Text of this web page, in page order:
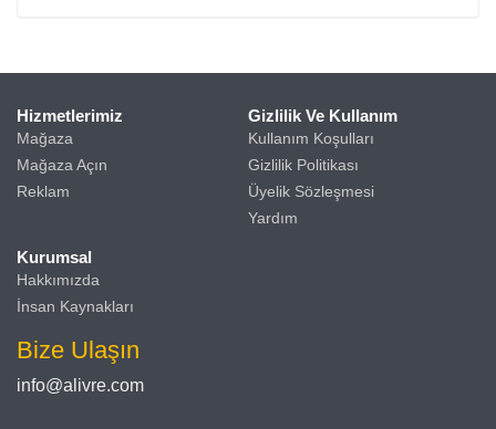
Hizmetlerimiz
Mağaza
Mağaza Açın
Reklam
Gizlilik Ve Kullanım
Kullanım Koşulları
Gizlilik Politikası
Üyelik Sözleşmesi
Yardım
Kurumsal
Hakkımızda
İnsan Kaynakları
Bize Ulaşın
info@alivre.com